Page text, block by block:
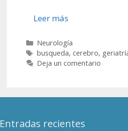
Leer más
Categorías
Neurología
Etiquetas
busqueda, cerebro,
Deja un comentario
Entradas recientes